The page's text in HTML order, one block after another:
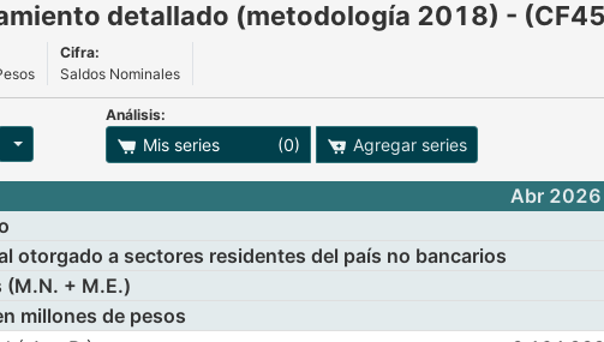
detallado (metodología 2018) -
Cifra:
Saldos Nominales
cuadro
Opciones para exportar series
Análisis:
Mis series (0) Agregar series
Abr 2026
otorgado a sectores residentes del país no bancarios
(M.N. + M.E.)
millones de pesos